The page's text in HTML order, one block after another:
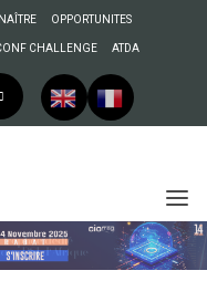
OPPORTUNITES
CHALLENGE ATDA